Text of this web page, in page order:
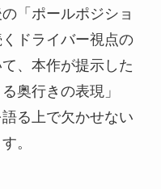
「ポールポジショ
ドライバー視点の
、本作が提示した
奥行きの表現」
る上で欠かせない
。